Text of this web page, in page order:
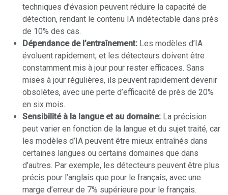
techniques d’évasion peuvent réduire la capacité de
détection, rendant le contenu IA indétectable dans près
de 10% des cas.
Dépendance de l’entraînement: Les modèles d’IA
évoluent rapidement, et les détecteurs doivent être
constamment mis à jour pour rester efficaces. Sans
mises à jour régulières, ils peuvent rapidement devenir
obsolètes, avec une perte d’efficacité de près de 20%
en six mois.
Sensibilité à la langue et au domaine: La précision
peut varier en fonction de la langue et du sujet traité, car
les modèles d’IA peuvent être mieux entraînés dans
certaines langues ou certains domaines que dans
d’autres. Par exemple, les détecteurs peuvent être plus
précis pour l’anglais que pour le français, avec une
marge d’erreur de 7% supérieure pour le français.